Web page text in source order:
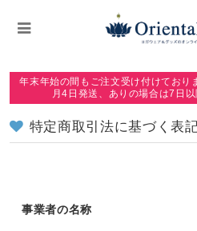
年末年始の間もご注文受け付けており
月4日発送、ありの場合は7日
特定商取引法に基づく表
事業者の名称